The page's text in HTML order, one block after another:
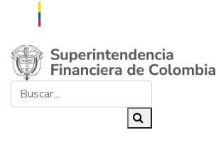
Saltar al contenido principal